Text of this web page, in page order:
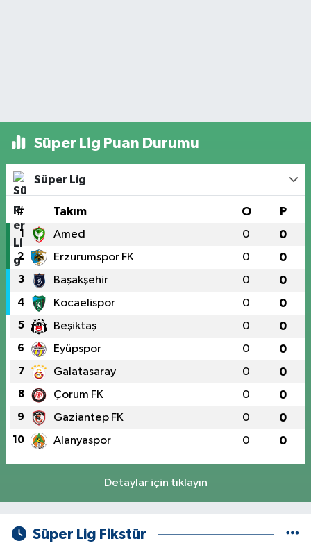
Süper Lig Puan Durumu
Süper Lig
# Takım O P
1 Amed 0 0
2 Erzurumspor FK 0 0
3 Başakşehir 0 0
4 Kocaelispor 0 0
5 Beşiktaş 0 0
6 Eyüpspor 0 0
7 Galatasaray 0 0
8 Çorum FK 0 0
9 Gaziantep FK 0 0
10 Alanyaspor 0 0
Detaylar için tıklayın
Süper Lig Fikstür